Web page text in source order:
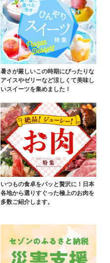
暑さが厳しいこの時期にぴったりな
アイスやゼリーなど涼しくて美味し
いスイーツを集めました！
いつもの食卓をパッと贅沢に！日本
各地から選りすぐった極上のお肉を
多数ご紹介します。